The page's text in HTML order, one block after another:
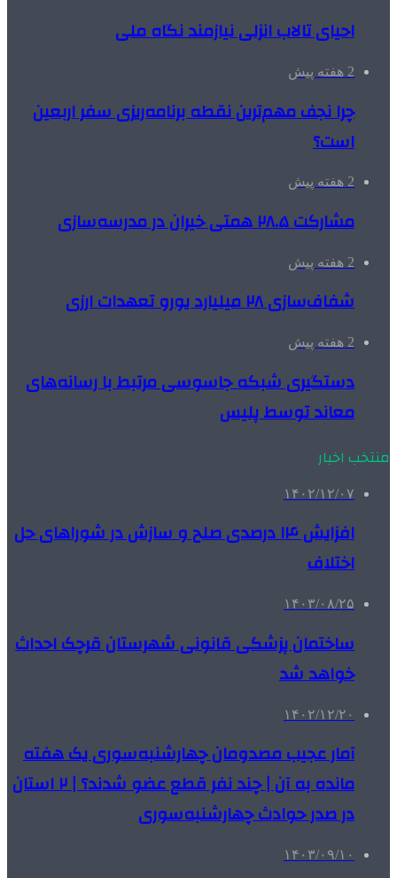
احیای تالاب انزلی نیازمند نگاه ملی
2 هفته پیش
چرا نجف مهم‌ترین نقطه برنامه‌ریزی سفر اربعین
است؟
2 هفته پیش
مشارکت ۲۸.۵ همتی خیران در مدرسه‌سازی
2 هفته پیش
شفاف‌سازی ۲۸ میلیارد یورو تعهدات ارزی
2 هفته پیش
دستگیری شبکه جاسوسی مرتبط با رسانه‌های
معاند توسط پلیس
منتخب اخبار
۱۴۰۲/۱۲/۰۷
افزایش ۱۴ درصدی صلح و سازش در شوراهای حل
اختلاف
۱۴۰۳/۰۸/۲۵
ساختمان پزشکی قانونی شهرستان قرچک احداث
خواهد شد
۱۴۰۲/۱۲/۲۰
آمار عجیب مصدومان چهارشنبه‌سوری یک هفته
مانده به آن | چند نفر قطع عضو شدند؟ | ۲ استان
در صدر حوادث چهارشنبه‌سوری
۱۴۰۳/۰۹/۱۰